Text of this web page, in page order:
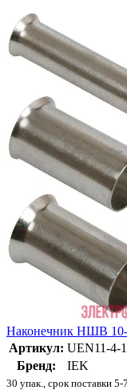
Наконечник НШВ 10-
Артикул: UEN11-4-
Бренд:
IEK
30 упак., срок поставки 5-